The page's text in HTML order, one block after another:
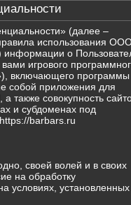
(далее –
использования
о
игрового
включающего программы
собой приложения для
также совокупность
и субдоменах под
barbars.ru
своей волей и в своих
на обработку
условиях, установленных